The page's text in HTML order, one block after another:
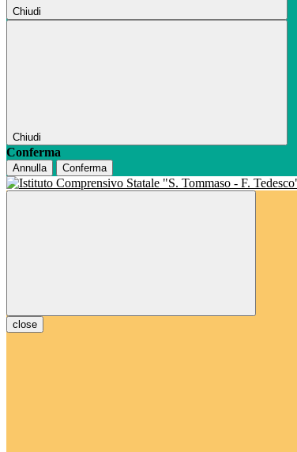
Chiudi
Chiudi
Conferma
Annulla Conferma
close